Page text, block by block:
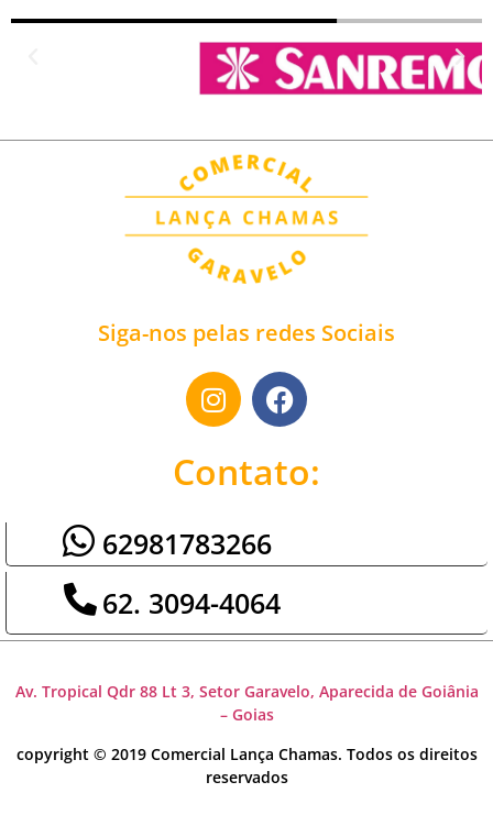
Siga-nos pelas redes Sociais
Contato:
62981783266
62. 3094-4064
Av. Tropical Qdr 88 Lt 3, Setor Garavelo, Aparecida de Goiânia
– Goias
copyright © 2019 Comercial Lança Chamas. Todos os direitos
reservados